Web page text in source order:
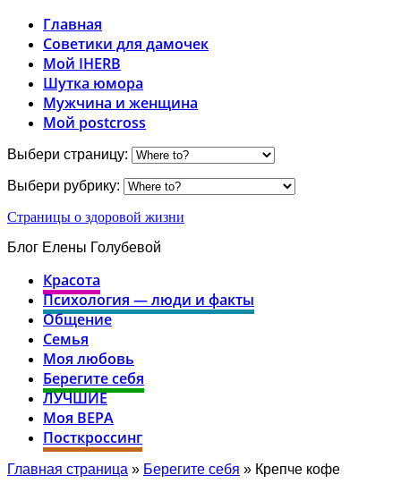
Главная
Советики для дамочек
Мой IHERB
Шутка юмора
Мужчина и женщина
Мой postcross
Выбери страницу:
Выбери рубрику:
Страницы о здоровой жизни
Блог Елены Голубевой
Красота
Психология — люди и факты
Общение
Семья
Моя любовь
Берегите себя
ЛУЧШИЕ
Моя ВЕРА
Посткроссинг
Главная страница » Берегите себя » Крепче кофе